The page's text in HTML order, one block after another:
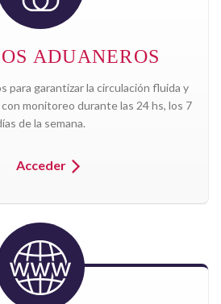
ADUANEROS
para garantizar la circulación fluida y
monitoreo durante las 24 hs, los 7
de la semana.
Acceder